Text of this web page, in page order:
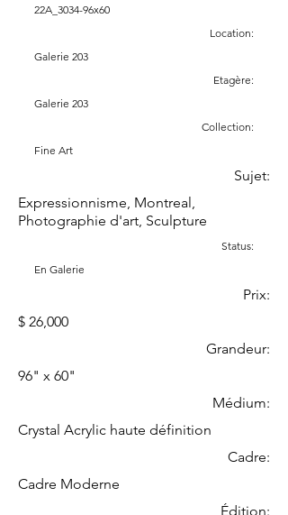
22A_3034-96x60
Location:
Galerie 203
Etagère:
Galerie 203
Collection:
Fine Art
Sujet:
Expressionnisme, Montreal,
Photographie d'art, Sculpture
Status:
En Galerie
Prix:
$ 26,000
Grandeur:
96" x 60"
Médium:
Crystal Acrylic haute définition
Cadre:
Cadre Moderne
Édition: